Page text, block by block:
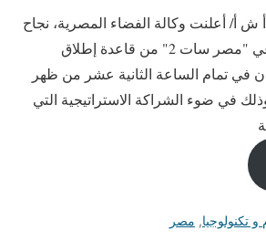
4 ديسمبر/أ ش أ/ أعلنت وكالة الفضاء المصرية، نجاح
إطلاق القمر الاصطناعي "مصر سات 2" من قاعدة إطلاق
في تمام الساعة الثانية عشر من ظهر
في ضوء الشراكة الاستراتيجية التي
و تكنولوجيا, مصر